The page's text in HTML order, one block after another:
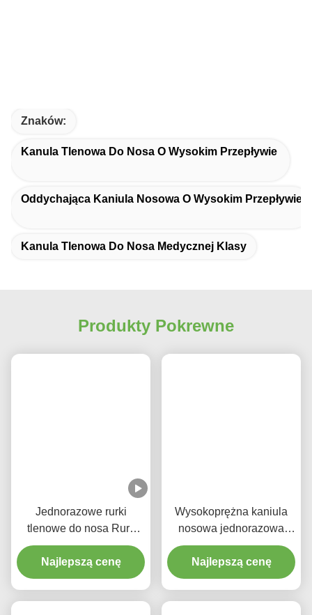
Znaków:
Kanula Tlenowa Do Nosa O Wysokim Przepływie
Oddychająca Kaniula Nosowa O Wysokim Przepływie
Kanula Tlenowa Do Nosa Medycznej Klasy
Produkty Pokrewne
Jednorazowe rurki
tlenowe do nosa Rury
tlenowe do nosa Kanula
wysokiego przepływu do
użytku medycznego
Najlepszą cenę
Wysokoprężna kaniula
nosowa jednorazowa
HFNC dla dorosłych i
dzieci
Najlepszą cenę